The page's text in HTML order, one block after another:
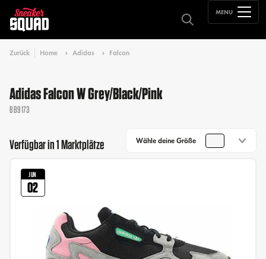
MENU
Zurück Home Adidas Falcon
Adidas Falcon W Grey/Black/Pink
BB9173
Verfügbar in 1 Marktplätze Wähle deine Größe
JUN
02